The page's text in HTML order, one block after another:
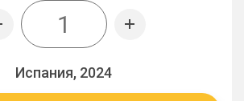
Испания, 2024